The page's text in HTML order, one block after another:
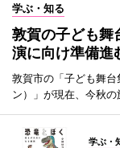
学ぶ・知る
敦賀の子ども
演に向け準備進
敦賀市の「子ども舞
ン）」が現在、今秋の
学ぶ・